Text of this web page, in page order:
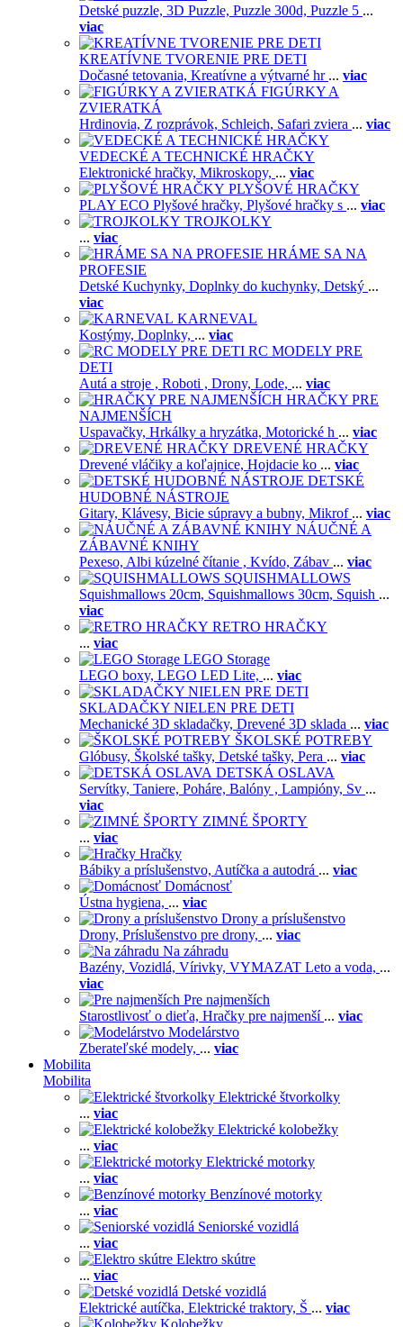
Detské puzzle, 3D Puzzle, Puzzle 300d, Puzzle 5 ...
viac
KREATÍVNE TVORENIE PRE DETI
Dočasné tetovania, Kreatívne a výtvarné hr ... viac
FIGÚRKY A
ZVIERATKÁ
Hrdinovia, Z rozprávok, Schleich, Safari zviera ... viac
VEDECKÉ A TECHNICKÉ HRAČKY
Elektronické hračky, Mikroskopy, ... viac
PLYŠOVÉ HRAČKY
PLAY ECO Plyšové hračky, Plyšové hračky s ... viac
TROJKOLKY
... viac
HRÁME SA NA
PROFESIE
Detské Kuchynky, Doplnky do kuchynky, Detský ...
viac
KARNEVAL
Kostýmy, Doplnky, ... viac
RC MODELY PRE
DETI
Autá a stroje , Roboti , Drony, Lode, ... viac
HRAČKY PRE
NAJMENŠÍCH
Uspavačky, Hrkálky a hryzátka, Motorické h ... viac
DREVENÉ HRAČKY
Drevené vláčiky a koľajnice, Hojdacie ko ... viac
DETSKÉ
HUDOBNÉ NÁSTROJE
Gitary, Klávesy, Bicie súpravy a bubny, Mikrof ... viac
NÁUČNÉ A
ZÁBAVNÉ KNIHY
Pexeso, Albi kúzelné čítanie , Kvído, Zábav ... viac
SQUISHMALLOWS
Squishmallows 20cm, Squishmallows 30cm, Squish ...
viac
RETRO HRAČKY
... viac
LEGO Storage
LEGO boxy, LEGO LED Lite, ... viac
SKLADAČKY NIELEN PRE DETI
Mechanické 3D skladačky, Drevené 3D sklada ... viac
ŠKOLSKÉ POTREBY
Glóbusy, Školské tašky, Detské tašky, Pera ... viac
DETSKÁ OSLAVA
Servítky, Taniere, Poháre, Balóny , Lampióny, Sv ...
viac
ZIMNÉ ŠPORTY
... viac
Hračky
Bábiky a príslušenstvo, Autíčka a autodrá ... viac
Domácnosť
Ústna hygiena, ... viac
Drony a príslušenstvo
Drony, Príslušenstvo pre drony, ... viac
Na záhradu
Bazény, Vozidlá, Vírivky, VYMAZAT Leto a voda, ...
viac
Pre najmenších
Starostlivosť o dieťa, Hračky pre najmenší ... viac
Modelárstvo
Zberateľské modely, ... viac
Mobilita
Mobilita
Elektrické štvorkolky
... viac
Elektrické kolobežky
... viac
Elektrické motorky
... viac
Benzínové motorky
... viac
Seniorské vozidlá
... viac
Elektro skútre
... viac
Detské vozidlá
Elektrické autíčka, Elektrické traktory, Š ... viac
Kolobežky